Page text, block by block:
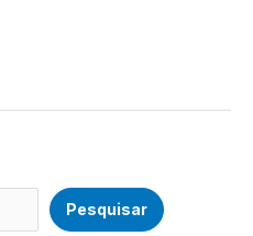
Pesquisar